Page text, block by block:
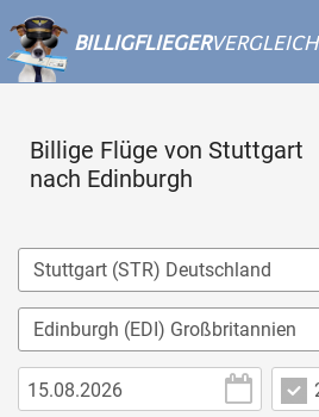
BILLIGFLIEGERVERGLEICH
Billige Flüge von Stuttgart
nach Edinburgh